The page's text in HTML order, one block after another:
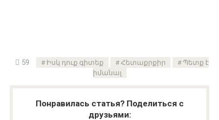
59 Իսկ դուք գիտեք Հետաքրքիր
Պետք է
իմանալ
Понравилась статья? Поделиться с
друзьями: